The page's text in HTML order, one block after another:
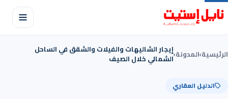
الرئيسية›المدونة›إيجار الشاليهات والفيلات والشقق في الساحل
الشمالي خلال الصيف
الدليل العقاري